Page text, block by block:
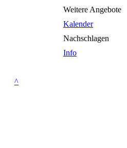
Weitere Angebote
Kalender
Nachschlagen
Info
^